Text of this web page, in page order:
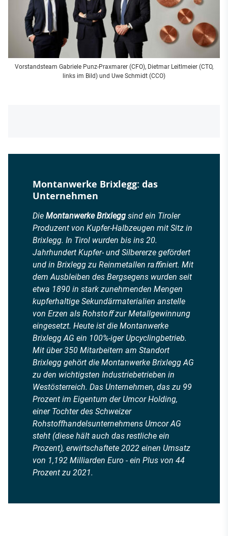
Vorstandsteam Gabriele Punz-Praxmarer (CFO), Dietmar Leitlmeier (CTO,
links im Bild) und Uwe Schmidt (CCO)
Montanwerke Brixlegg: das
Unternehmen
Die Montanwerke Brixlegg sind ein Tiroler
Produzent von Kupfer-Halbzeugen mit Sitz in
Brixlegg. In Tirol wurden bis ins 20.
Jahrhundert Kupfer- und Silbererze gefördert
und in Brixlegg zu Reinmetallen raﬃniert. Mit
dem Ausbleiben des Bergsegens wurden seit
etwa 1890 in stark zunehmenden Mengen
kupferhaltige Sekundärmaterialien anstelle
von Erzen als Rohstoﬀ zur Metallgewinnung
eingesetzt. Heute ist die Montanwerke
Brixlegg AG ein 100%-iger Upcyclingbetrieb.
Mit über 350 Mitarbeitern am Standort
Brixlegg gehört die Montanwerke Brixlegg AG
zu den wichtigsten Industriebetrieben in
Westösterreich. Das Unternehmen, das zu 99
Prozent im Eigentum der Umcor Holding,
einer Tochter des Schweizer
Rohstoffhandelsunternehmens Umcor AG
steht (diese hält auch das restliche ein
Prozent), erwirtschaftete 2022 einen Umsatz
von 1,192 Milliarden Euro - ein Plus von 44
Prozent zu 2021.